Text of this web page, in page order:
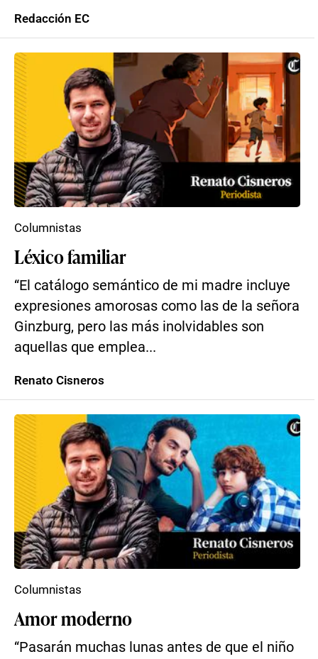
Redacción EC
Léxico familiar
“El catálogo semántico de mi madre incluye
expresiones amorosas como las de la señora
Ginzburg, pero las más inolvidables son
aquellas que emplea...
Columnistas
Renato Cisneros
Amor moderno
“Pasarán muchas lunas antes de que el niño
Columnistas